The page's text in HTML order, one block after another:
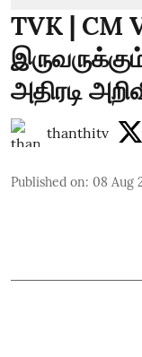
TVK | CM
அதிரடி
thanthitv
Published on: 08 Aug